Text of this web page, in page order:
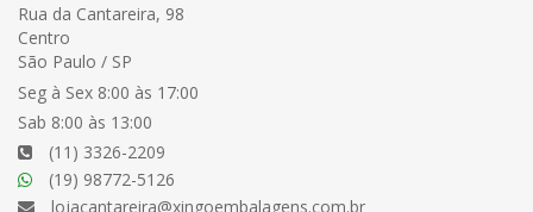
Rua da Cantareira, 98
Centro
São Paulo / SP
Seg à Sex 8:00 às 17:00
Sab 8:00 às 13:00
(11) 3326-2209
(19) 98772-5126
lojacantareira@xingoembalagens.com.br